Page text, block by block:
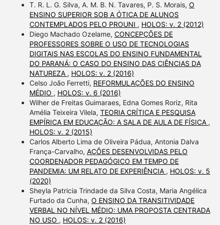
T. R. L. G. Silva, A. M. B. N. Tavares, P. S. Morais, O
ENSINO SUPERIOR SOB A ÓTICA DE ALUNOS
CONTEMPLADOS PELO PROUNI , HOLOS: v. 2 (2012)
Diego Machado Ozelame, CONCEPÇÕES DE
PROFESSORES SOBRE O USO DE TECNOLOGIAS
DIGITAIS NAS ESCOLAS DO ENSINO FUNDAMENTAL
DO PARANÁ: O CASO DO ENSINO DAS CIÊNCIAS DA
NATUREZA , HOLOS: v. 2 (2016)
Celso João Ferretti, REFORMULAÇÕES DO ENSINO
MÉDIO , HOLOS: v. 6 (2016)
Wilher de Freitas Guimaraes, Edna Gomes Roriz, Rita
Amélia Teixeira Vilela, TEORIA CRÍTICA E PESQUISA
EMPÍRICA EM EDUCAÇÃO: A SALA DE AULA DE FÍSICA ,
HOLOS: v. 2 (2015)
Carlos Alberto Lima de Oliveira Pádua, Antonia Dalva
França-Carvalho, AÇÕES DESENVOLVIDAS PELO
COORDENADOR PEDAGÓGICO EM TEMPO DE
PANDEMIA: UM RELATO DE EXPERIÊNCIA , HOLOS: v. 5
(2020)
Sheyla Patricia Trindade da Silva Costa, Maria Angélica
Furtado da Cunha, O ENSINO DA TRANSITIVIDADE
VERBAL NO NÍVEL MÉDIO: UMA PROPOSTA CENTRADA
NO USO , HOLOS: v. 2 (2016)